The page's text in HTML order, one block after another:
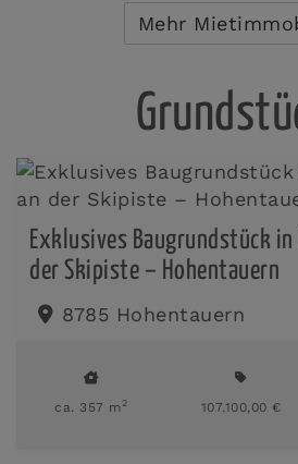
Mehr
Exklusives Baugrundstück
der Skipiste – Hohentauern
8785 Hohentauern
ca. 357 m2 107.100,00 €